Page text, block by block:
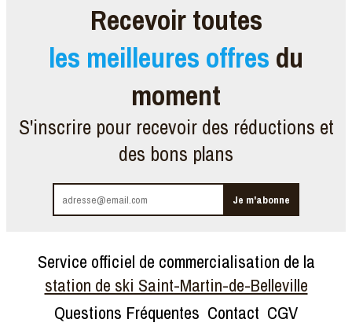
Recevoir toutes
les meilleures offres du
moment
S'inscrire pour recevoir des réductions et
des bons plans
Service officiel de commercialisation de la
station de ski Saint-Martin-de-Belleville
Questions Fréquentes Contact CGV